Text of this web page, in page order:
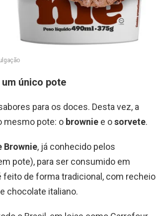
único pote
para os doces. Desta vez, a
mesmo pote: o brownie e osorvete.
Brownie, já conhecido pelos
pote), para ser consumido em
feito de forma tradicional, com recheio
chocolate italiano.